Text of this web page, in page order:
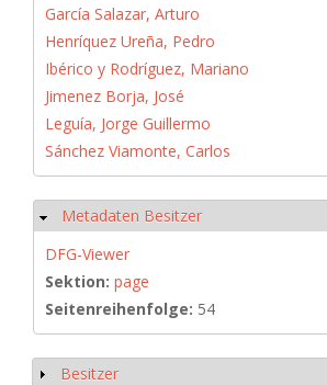
García Salazar, Arturo
Henríquez Ureña, Pedro
Ibérico y Rodríguez, Mariano
Jimenez Borja, José
Leguía, Jorge Guillermo
Sánchez Viamonte, Carlos
Ausblenden
Metadaten Besitzer
DFG-Viewer
Sektion: page
Seitenreihenfolge: 54
Anzeigen
Besitzer